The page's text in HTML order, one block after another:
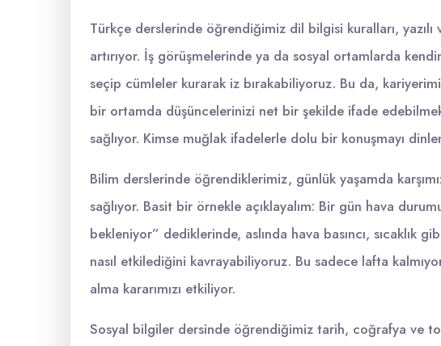
Türkçe derslerinde öğrendiğimiz dil bilgisi kuralları,
artırıyor. İş görüşmelerinde ya da sosyal ortamlarda
seçip cümleler kurarak iz bırakabiliyoruz. Bu da,
bir ortamda düşüncelerinizi net bir şekilde ifade
sağlıyor. Kimse muğlak ifadelerle dolu bir konuşmayı
Bilim derslerinde öğrendiklerimiz, günlük yaşamda
sağlıyor. Basit bir örnekle açıklayalım: Bir gün hava
bekleniyor” dediklerinde, aslında hava basıncı, sıcaklık
nasıl etkilediğini kavrayabiliyoruz. Bu sadece lafta
alma kararımızı etkiliyor.
Sosyal bilgiler dersinde öğrendiğimiz tarih, coğrafya ve